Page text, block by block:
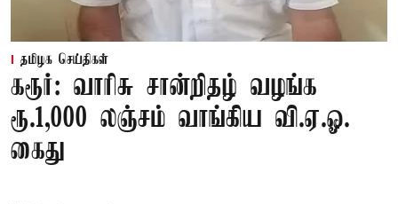
தமிழக செய்திகள்
கரூர்: வாரிசு சான்றிதழ் வழங்க
ரூ.1,000 லஞ்சம் வாங்கிய வி.ஏ.ஓ.
கைது